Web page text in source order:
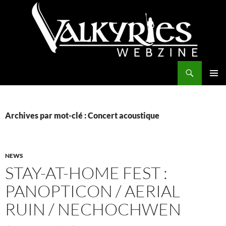
Archives par mot-clé : Concert acoustique
NEWS
STAY-AT-HOME FEST :
PANOPTICON / AERIAL
RUIN / NECHOCHWEN